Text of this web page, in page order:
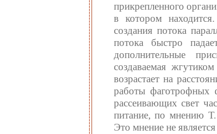
прикрепленного
в котором
создания потока
потока быстро
дополнительные
создаваемая
возрастает на
работы фаготрофных
рассеивающих свет
питание, по мнению Т.
Это мнение не